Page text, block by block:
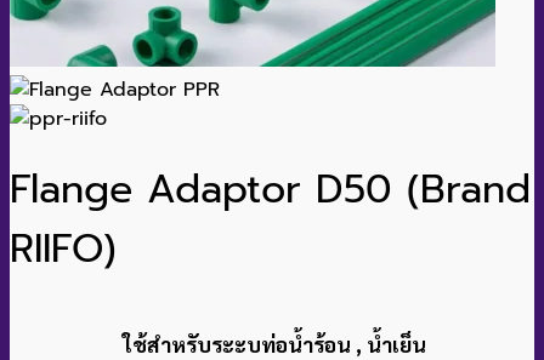
Flange Adaptor D50 (Brand
RIIFO)
ใช้สำหรับระะบท่อน้ำร้อน , น้ำเย็น